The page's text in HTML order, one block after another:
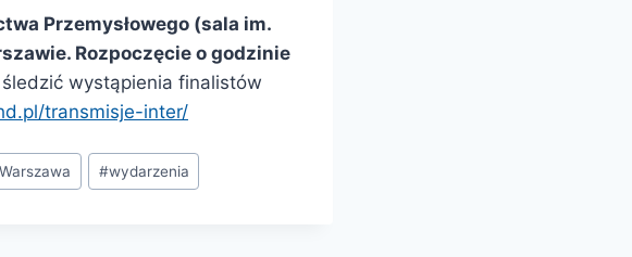
Przemysłowego (sala im.
Rozpoczęcie o godzinie
wystąpienia finalistów
transmisje-inter/
Warszawa #wydarzenia